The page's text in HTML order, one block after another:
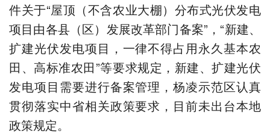
件关于“屋顶（不含农业大棚）分布式光伏发电
项目由各县（区）发展改革部门备案”，“新建、
扩建光伏发电项目，一律不得占用永久基本农
田、高标准农田”等要求规定，新建、扩建光伏
发电项目需要进行备案管理，杨凌示范区认真
贯彻落实中省相关政策要求，目前未出台本地
政策规定。